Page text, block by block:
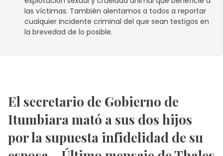
las víctimas. También alentamos a todos a reportar
cualquier incidente criminal del que sean testigos en
la brevedad de lo posible.
El secretario de Gobierno de
Itumbiara mató a sus dos hijos
por la supuesta infidelidad de su